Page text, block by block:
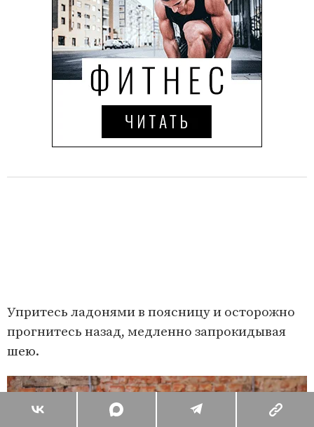
Упритесь ладонями в поясницу и осторожно
прогнитесь назад, медленно запрокидывая
шею.